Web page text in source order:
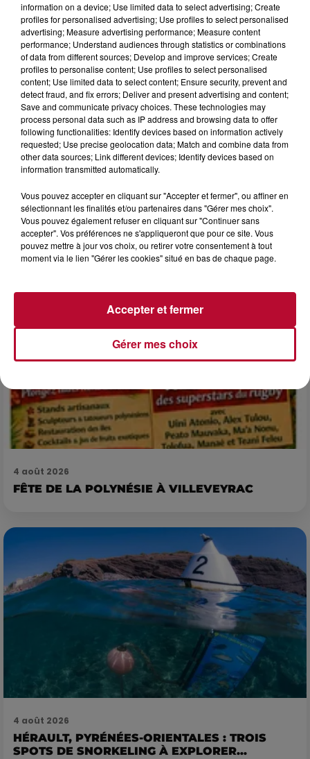
6 août 2026
LES ARÈNES CES 3...
Après un franc succès l'été dernier, le spectacle « Le Rêve
du gladiateur » revient illuminer l'amphithéâtre romain les 6,
7 et 8 août. Une fresque nocturne...
4 août 2026
FÊTE DE LA POLYNÉSIE À VILLEVEYRAC
4 août 2026
HÉRAULT, PYRÉNÉES-ORIENTALES : TROIS
SPOTS DE SNORKELING À EXPLORER...
information on a device; Use limited data to select advertising; Create
profiles for personalised advertising; Use profiles to select personalised
advertising; Measure advertising performance; Measure content
performance; Understand audiences through statistics or combinations
of data from different sources; Develop and improve services; Create
profiles to personalise content; Use profiles to select personalised
content; Use limited data to select content; Ensure security, prevent and
detect fraud, and fix errors; Deliver and present advertising and content;
Save and communicate privacy choices. These technologies may
process personal data such as IP address and browsing data to offer
following functionalities: Identify devices based on information actively
requested; Use precise geolocation data; Match and combine data from
other data sources; Link different devices; Identify devices based on
information transmitted automatically.
Vous pouvez accepter en cliquant sur "Accepter et fermer", ou affiner en
sélectionnant les finalités et/ou partenaires dans "Gérer mes choix".
Vous pouvez également refuser en cliquant sur "Continuer sans
accepter". Vos préférences ne s'appliqueront que pour ce site. Vous
pouvez mettre à jour vos choix, ou retirer votre consentement à tout
moment via le lien "Gérer les cookies" situé en bas de chaque page.
Gérer mes choix
Accepter et fermer